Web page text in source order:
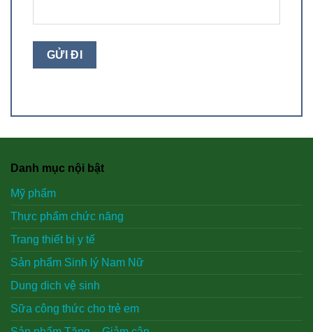
Danh mục nội bật
Mỹ phẩm
Thực phẩm chức năng
Trang thiết bị y tế
Sản phẩm Sinh lý Nam Nữ
Dung dich vệ sinh
Sữa công thức cho trẻ em